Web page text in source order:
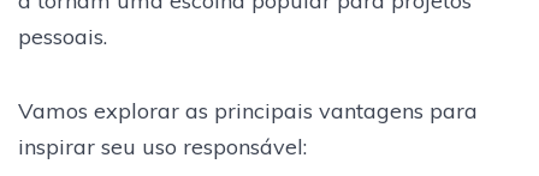
pessoais.
Vamos explorar as principais vantagens para
inspirar seu uso responsável: